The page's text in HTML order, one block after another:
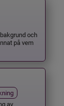
och
på vem
av